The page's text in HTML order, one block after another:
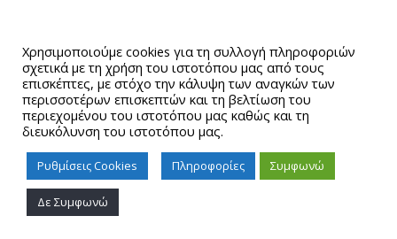
Proudly powered by WordPress
Χρησιμοποιούμε cookies για τη συλλογή πληροφοριών
σχετικά με τη χρήση του ιστοτόπου μας από τους
επισκέπτες, με στόχο την κάλυψη των αναγκών των
περισσοτέρων επισκεπτών και τη βελτίωση του
περιεχομένου του ιστοτόπου μας καθώς και τη
διευκόλυνση του ιστοτόπου μας.
Ρυθμίσεις Cookies Πληροφορίες Συμφωνώ
Δε Συμφωνώ